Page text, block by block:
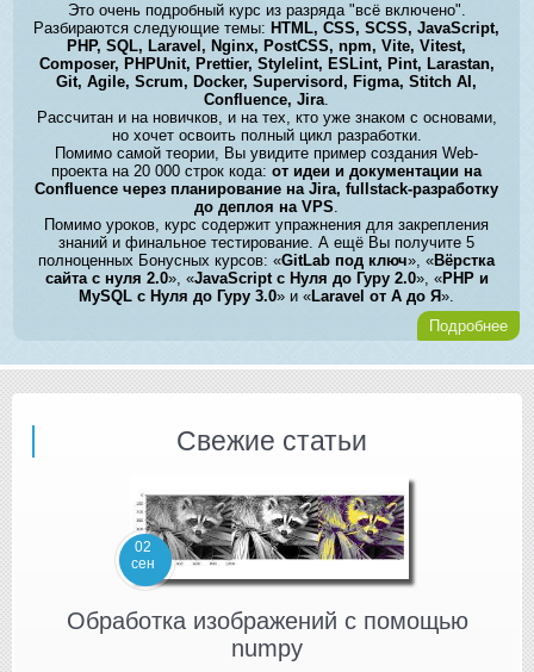
Это очень подробный курс из разряда "всё включено".
Разбираются следующие темы: HTML, CSS, SCSS, JavaScript,
PHP, SQL, Laravel, Nginx, PostCSS, npm, Vite, Vitest,
Composer, PHPUnit, Prettier, Stylelint, ESLint, Pint, Larastan,
Git, Agile, Scrum, Docker, Supervisord, Figma, Stitch AI,
Confluence, Jira.
Рассчитан и на новичков, и на тех, кто уже знаком с основами,
но хочет освоить полный цикл разработки.
Помимо самой теории, Вы увидите пример создания Web-
проекта на 20 000 строк кода:от идеи и документации на
Confluence через планирование на Jira, fullstack-разработку
до деплоя на VPS.
Помимо уроков, курс содержит упражнения для закрепления
знаний и финальное тестирование. А ещё Вы получите 5
полноценных Бонусных курсов: «GitLab под ключ», «Вёрстка
сайта с нуля 2.0», «JavaScript с Нуля до Гуру 2.0», «PHP и
MySQL с Нуля до Гуру 3.0» и «Laravel от А до Я».
Подробнее
Свежие статьи
02
сен
Обработка изображений с помощью
numpy